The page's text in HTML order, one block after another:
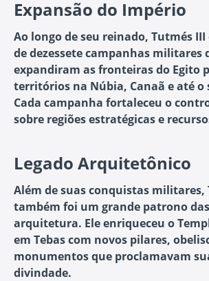
Expansão do Império
Ao longo de seu reinado, Tutmés
de dezessete campanhas militares
expandiram as fronteiras do Egito
territórios na Núbia, Canaã e até o
Cada campanha fortaleceu o
sobre regiões estratégicas e
Legado Arquitetônico
Além de suas conquistas militares,
também foi um grande patrono
arquitetura. Ele enriqueceu o
em Tebas com novos pilares,
monumentos que proclamavam
divindade.